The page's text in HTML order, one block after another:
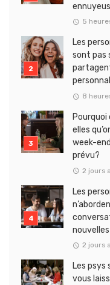
5
Les
sont pas
8
elles
week-
prévu?
2 jours
Les
2 jours
Les psys
vous